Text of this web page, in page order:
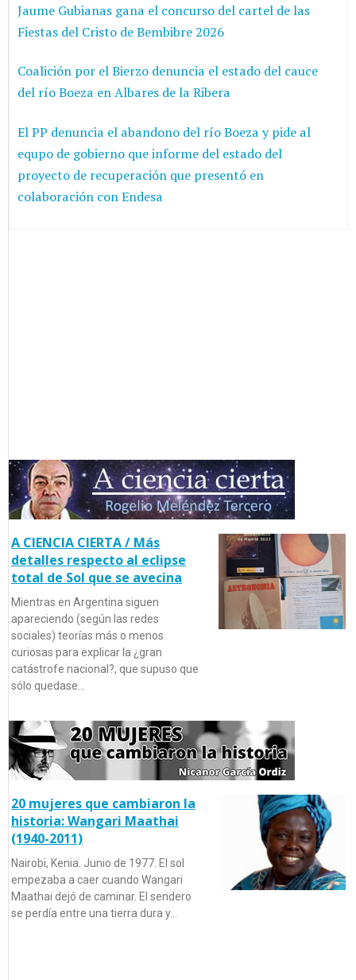
Jaume Gubianas gana el concurso del cartel de las
Fiestas del Cristo de Bembibre 2026
Coalición por el Bierzo denuncia el estado del cauce
del río Boeza en Albares de la Ribera
El PP denuncia el abandono del río Boeza y pide al
equpo de gobierno que informe del estado del
proyecto de recuperación que presentó en
colaboración con Endesa
A CIENCIA CIERTA / Más
detalles respecto al eclipse
total de Sol que se avecina
Mientras en Argentina siguen
apareciendo (según las redes
sociales) teorías más o menos
curiosas para explicar la ¿gran
catástrofe nacional?, que supuso que
sólo quedase…
20 mujeres que cambiaron la
historia: Wangari Maathai
(1940-2011)
Nairobi, Kenia. Junio de 1977. El sol
empezaba a caer cuando Wangari
Maathai dejó de caminar. El sendero
se perdía entre una tierra dura y…